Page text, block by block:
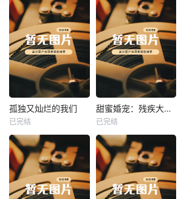
热播
未知
孤独又灿烂的我们
已完结
热播
未知
甜蜜婚宠：残疾大佬夜夜撩
已完结